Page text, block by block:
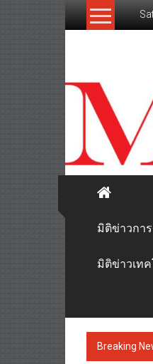
สะท้อน
ลึก
ทุก
เหลี่ยม
มุม
เศรษฐกิจ-
การเมือง-
สังคม
มิติข่าวกา
มิติข่าวเท
Breaking